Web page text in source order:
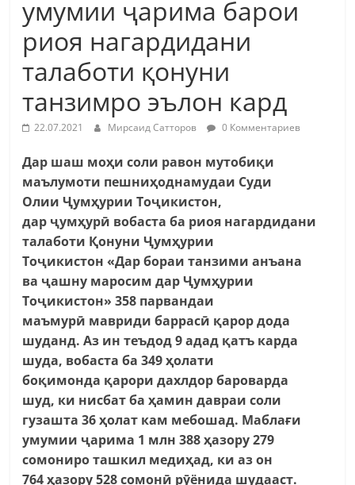
умумии ҷарима барои
риоя нагардидани
талаботи қонуни
танзимро эълон кард
22.07.2021 Мирсаид Сатторов 0 Комментариев
Дар шаш моҳи соли равон мутобиқи
маълумоти пешниҳоднамудаи Суди
Олии Ҷумҳурии Тоҷикистон,
дар ҷумҳурӣ вобаста ба риоя нагардидани
талаботи Қонуни Ҷумҳурии
Тоҷикистон «Дар бораи танзими анъана
ва ҷашну маросим дар Ҷумҳурии
Тоҷикистон» 358 парвандаи
маъмурӣ мавриди баррасӣ қарор дода
шуданд. Аз ин теъдод 9 адад қатъ карда
шуда, вобаста ба 349 ҳолати
боқимонда қарори дахлдор бароварда
шуд, ки нисбат ба ҳамин давраи соли
гузашта 36 ҳолат кам мебошад. Маблағи
умумии ҷарима 1 млн 388 ҳазору 279
сомониро ташкил медиҳад, ки аз он
764 ҳазору 528 сомонӣ рӯёнида шудааст.